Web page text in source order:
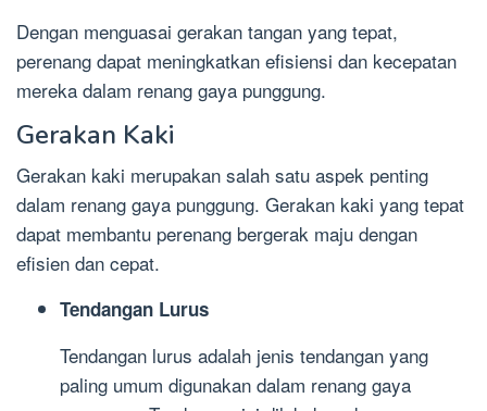
Dengan menguasai gerakan tangan yang tepat,
perenang dapat meningkatkan efisiensi dan kecepatan
mereka dalam renang gaya punggung.
Gerakan Kaki
Gerakan kaki merupakan salah satu aspek penting
dalam renang gaya punggung. Gerakan kaki yang tepat
dapat membantu perenang bergerak maju dengan
efisien dan cepat.
Tendangan Lurus
Tendangan lurus adalah jenis tendangan yang
paling umum digunakan dalam renang gaya